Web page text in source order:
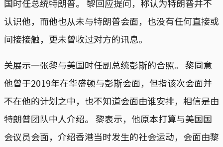
国时任总统特朗普。 黎回应提问，称认为特朗普并不
认识他，而他也从未与特朗普会面，也没有任何直接或
间接接触，更未曾收过对方的讯息。
关展示一张黎与美国时任副总统彭斯的合照。 黎同意
他曾于2019年在华盛顿与彭斯会面，但指该次会面并
不在他的计划之中，也不知道会面由谁安排，相信是由
特朗普团队中人介绍。 黎表示，他原本打算与美国国
会议员会面，介绍香港当时发生的社会运动，会面由黎